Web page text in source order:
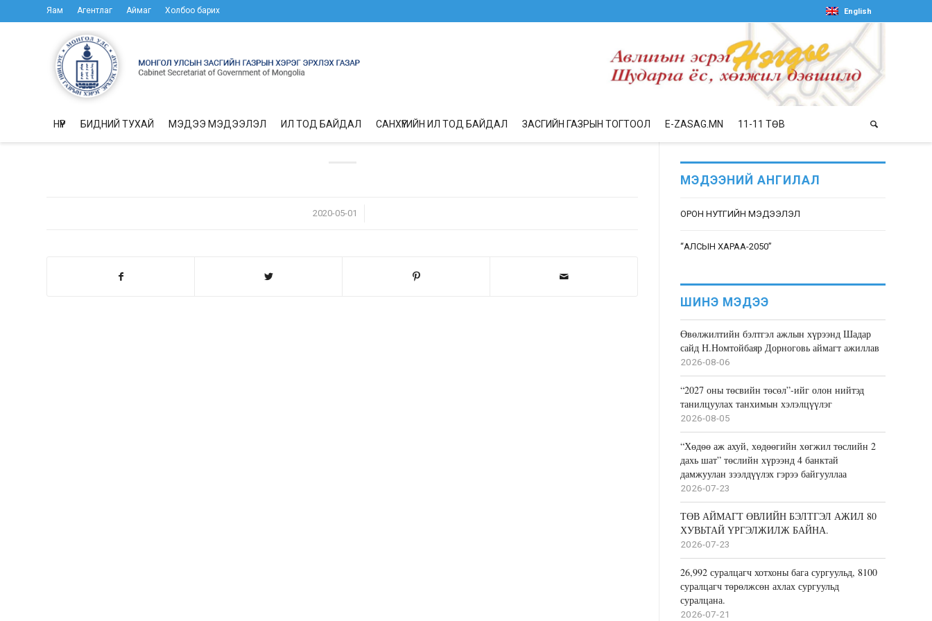
Яам Агентлаг Аймаг Холбоо барих English
НҮҮР БИДНИЙ ТУХАЙ МЭДЭЭ МЭДЭЭЛЭЛ ИЛ ТОД БАЙДАЛ САНХҮҮГИЙН ИЛ ТОД БАЙДАЛ ЗАСГИЙН ГАЗРЫН ТОГТООЛ E-ZASAG.MN 11-11 ТӨВ
2020-05-01
/
МЭДЭЭНИЙ АНГИЛАЛ
ОРОН НУТГИЙН МЭДЭЭЛЭЛ
“АЛСЫН ХАРАА-2050”
ШИНЭ МЭДЭЭ
Өвөлжилтийн бэлтгэл ажлын хүрээнд Шадар
сайд Н.Номтойбаяр Дорноговь аймагт ажиллав
2026-08-06
“2027 оны төсвийн төсөл”-ийг олон нийтэд
танилцуулах танхимын хэлэлцүүлэг
2026-08-05
“Хөдөө аж ахуй, хөдөөгийн хөгжил төслийн 2
дахь шат” төслийн хүрээнд 4 банктай
дамжуулан зээлдүүлэх гэрээ байгууллаа
2026-07-23
ТӨВ АЙМАГТ ӨВЛИЙН БЭЛТГЭЛ АЖИЛ 80
ХУВЬТАЙ ҮРГЭЛЖИЛЖ БАЙНА.
2026-07-23
26,992 суралцагч хотхоны бага сургуульд, 8100
суралцагч төрөлжсөн ахлах сургуульд
суралцана.
2026-07-21